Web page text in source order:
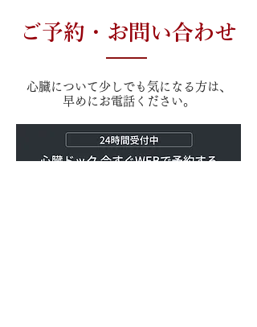
ご予約・お問い合わせ
心臓について少しでも気になる方は、
早めにお電話ください。